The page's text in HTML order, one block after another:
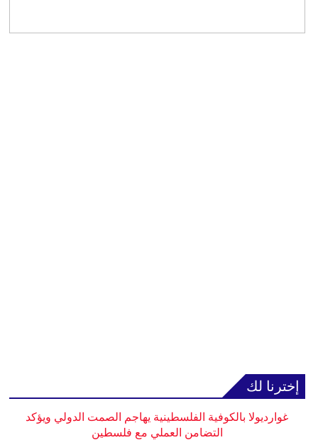
إخترنا لك
غوارديولا بالكوفية الفلسطينية يهاجم الصمت الدولي ويؤكد
التضامن العملي مع فلسطين